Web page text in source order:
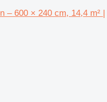
– 600 × 240 cm, 14,4 m² |